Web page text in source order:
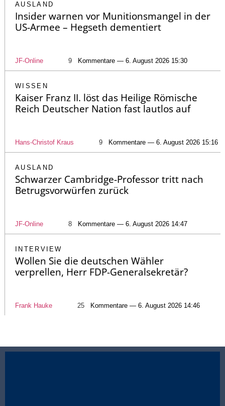
AUSLAND
Insider warnen vor Munitionsmangel in der
US-Armee – Hegseth dementiert
JF-Online 9 Kommentare — 6. August 2026 15:30
WISSEN
Kaiser Franz II. löst das Heilige Römische
Reich Deutscher Nation fast lautlos auf
Hans-Christof Kraus 9 Kommentare — 6. August 2026 15:16
AUSLAND
Schwarzer Cambridge-Professor tritt nach
Betrugsvorwürfen zurück
JF-Online 8 Kommentare — 6. August 2026 14:47
INTERVIEW
Wollen Sie die deutschen Wähler
verprellen, Herr FDP-Generalsekretär?
Frank Hauke 25 Kommentare — 6. August 2026 14:46